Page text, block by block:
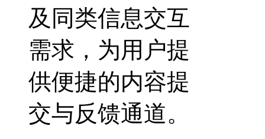
及同类信息交互
需求，为用户提
供便捷的内容提
交与反馈通道。